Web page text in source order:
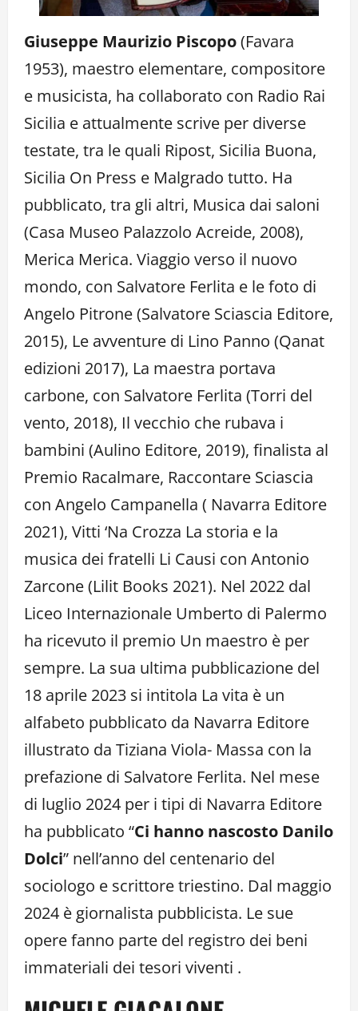
Giuseppe Maurizio Piscopo(Favara
1953), maestro elementare, compositore
e musicista, ha collaborato con Radio Rai
Sicilia e attualmente scrive per diverse
testate, tra le quali Ripost, Sicilia Buona,
Sicilia On Press e Malgrado tutto. Ha
pubblicato, tra gli altri, Musica dai saloni
(Casa Museo Palazzolo Acreide, 2008),
Merica Merica. Viaggio verso il nuovo
mondo, con Salvatore Ferlita e le foto di
Angelo Pitrone (Salvatore Sciascia Editore,
2015), Le avventure di Lino Panno (Qanat
edizioni 2017), La maestra portava
carbone, con Salvatore Ferlita (Torri del
vento, 2018), Il vecchio che rubava i
bambini (Aulino Editore, 2019), finalista al
Premio Racalmare, Raccontare Sciascia
con Angelo Campanella ( Navarra Editore
2021), Vitti ‘Na Crozza La storia e la
musica dei fratelli Li Causi con Antonio
Zarcone (Lilit Books 2021). Nel 2022 dal
Liceo Internazionale Umberto di Palermo
ha ricevuto il premio Un maestro è per
sempre. La sua ultima pubblicazione del
18 aprile 2023 si intitola La vita è un
alfabeto pubblicato da Navarra Editore
illustrato da Tiziana Viola- Massa con la
prefazione di Salvatore Ferlita. Nel mese
di luglio 2024 per i tipi di Navarra Editore
ha pubblicato “Ci hanno nascosto Danilo
Dolci” nell’anno del centenario del
sociologo e scrittore triestino. Dal maggio
2024 è giornalista pubblicista. Le sue
opere fanno parte del registro dei beni
immateriali dei tesori viventi .